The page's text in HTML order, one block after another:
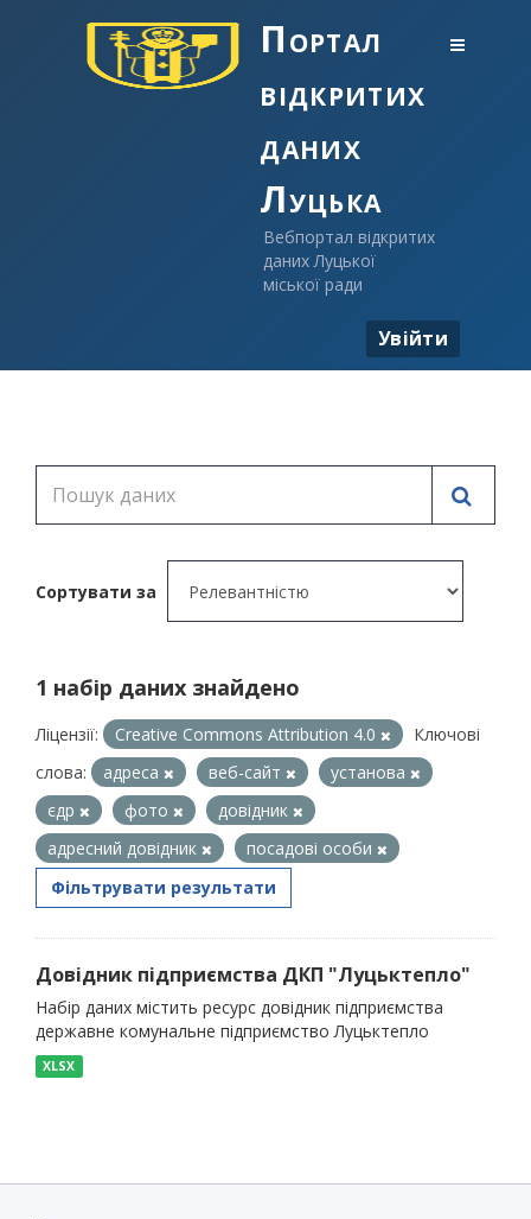
Портал
відкритих
даних
Луцька
Вебпортал відкритих
даних Луцької
міської ради
Увійти
Сортувати за
1 набір даних знайдено
Ліцензії: Creative Commons Attribution 4.0
Ключові
слова:
адреса веб-сайт
установа
єдр
фото
довідник
адресний довідник
посадові особи
Фільтрувати результати
Довідник підприємства ДКП "Луцьктепло"
Набір даних містить ресурс довідник підприємства
державне комунальне підприємство Луцьктепло
XLSX